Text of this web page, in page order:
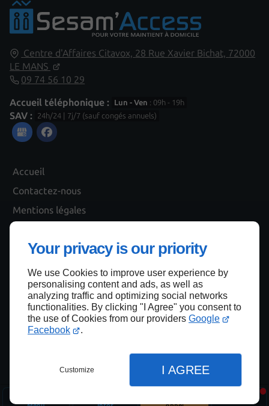
Your privacy is our priority
We use Cookies to improve user experience by
personalising content and ads, as well as
analyzing traffic and optimizing social networks
functionalities. By clicking "I Agree" you consent to
the use of Cookies from our providers Google
Facebook
.
Customize I AGREE
Centre d'Affaires Citavox, 28 Rue Xavier Bichat, 72000
LE MANS
09 74 56 10 29
Accueil téléphonique : Lun - Ven : 09h - 19h
SAV : 24h/24 | 7j/7 (sauf congés annuels)
Accueil
Contactez-nous
Mentions légales
Haut de page